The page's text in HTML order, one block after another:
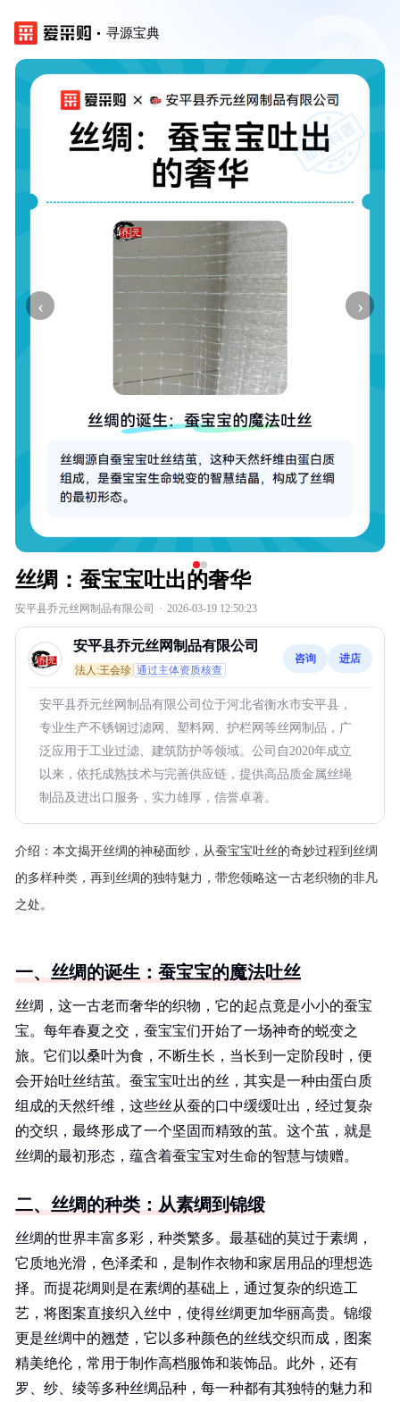
寻源宝典
‹ ›
丝绸：蚕宝宝吐出的奢华
安平县乔元丝网制品有限公司 · 2026-03-19 12:50:23
安平县乔元丝网制品有限公司
法人:王会珍 通过主体资质核查
咨询 进店
安平县乔元丝网制品有限公司位于河北省衡水市安平县，
专业生产不锈钢过滤网、塑料网、护栏网等丝网制品，广
泛应用于工业过滤、建筑防护等领域。公司自2020年成立
以来，依托成熟技术与完善供应链，提供高品质金属丝绳
制品及进出口服务，实力雄厚，信誉卓著。
介绍： 本文揭开丝绸的神秘面纱，从蚕宝宝吐丝的奇妙过程到丝绸
的多样种类，再到丝绸的独特魅力，带您领略这一古老织物的非凡
之处。
一、丝绸的诞生：蚕宝宝的魔法吐丝
丝绸，这一古老而奢华的织物，它的起点竟是小小的蚕宝
宝。每年春夏之交，蚕宝宝们开始了一场神奇的蜕变之
旅。它们以桑叶为食，不断生长，当长到一定阶段时，便
会开始吐丝结茧。蚕宝宝吐出的丝，其实是一种由蛋白质
组成的天然纤维，这些丝从蚕的口中缓缓吐出，经过复杂
的交织，最终形成了一个坚固而精致的茧。这个茧，就是
丝绸的最初形态，蕴含着蚕宝宝对生命的智慧与馈赠。
二、丝绸的种类：从素绸到锦缎
丝绸的世界丰富多彩，种类繁多。最基础的莫过于素绸，
它质地光滑，色泽柔和，是制作衣物和家居用品的理想选
择。而提花绸则是在素绸的基础上，通过复杂的织造工
艺，将图案直接织入丝中，使得丝绸更加华丽高贵。锦缎
更是丝绸中的翘楚，它以多种颜色的丝线交织而成，图案
精美绝伦，常用于制作高档服饰和装饰品。此外，还有
罗、纱、绫等多种丝绸品种，每一种都有其独特的魅力和